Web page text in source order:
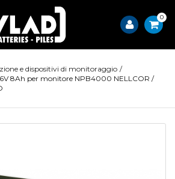
0
e dispositivi di monitoraggio /
8Ah per monitore NPB4000 NELLCOR /